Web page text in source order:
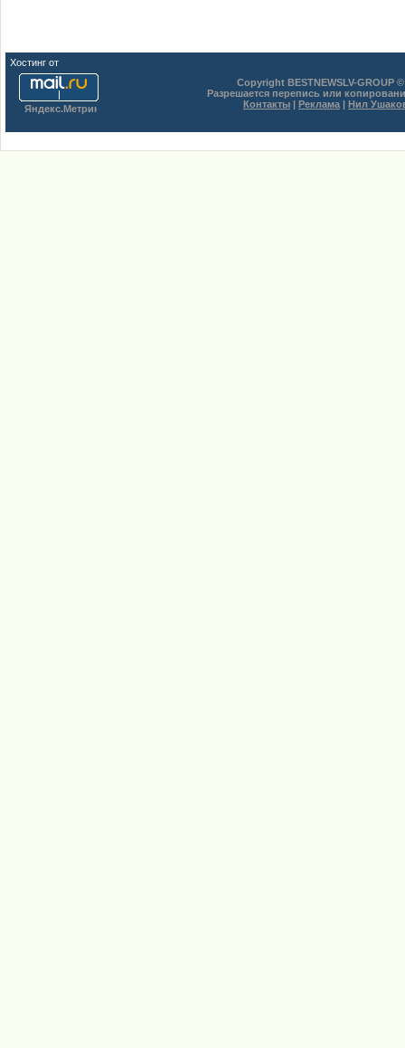
Хостинг от
Copyright BESTNEWSLV-GROUP
Разрешается перепись или
Контакты | Реклама | Нил